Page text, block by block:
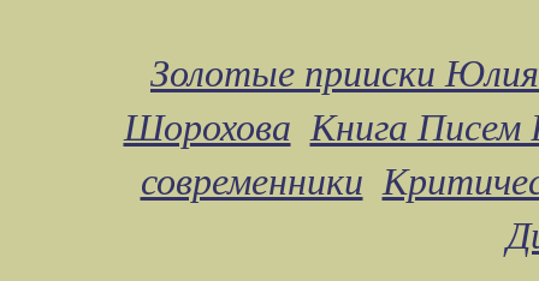
Золотые прииски
Шорохова Книга Писем
современники